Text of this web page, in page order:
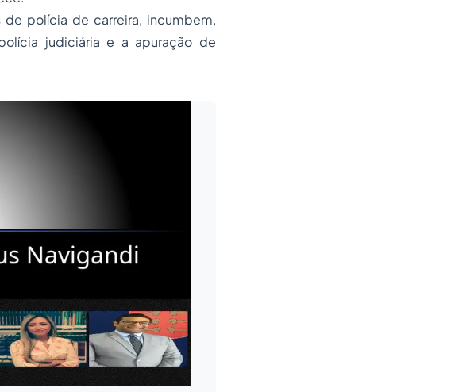
polícia de carreira, incumbem,
judiciária e a apuração de